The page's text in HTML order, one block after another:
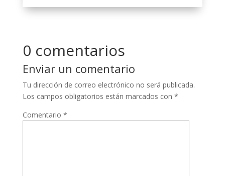
0 comentarios
Enviar un comentario
Tu dirección de correo electrónico no será publicada.
Los campos obligatorios están marcados con *
Comentario *